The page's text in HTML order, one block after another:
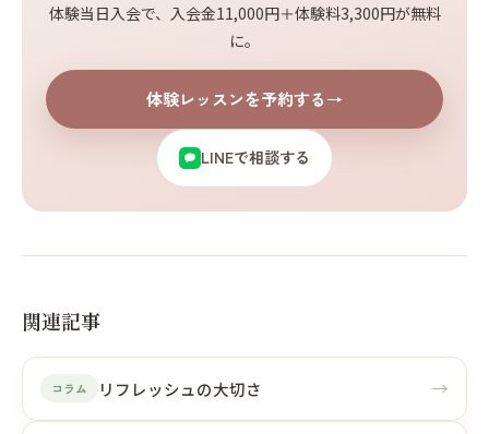
体験当日入会で、入会金11,000円＋体験料3,300円が無料
に。
体験レッスンを予約する→
LINEで相談する
関連記事
コラム リフレッシュの大切さ →